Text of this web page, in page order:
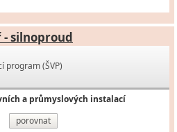
silnoproud
program (ŠVP)
a průmyslových instalací
porovnat